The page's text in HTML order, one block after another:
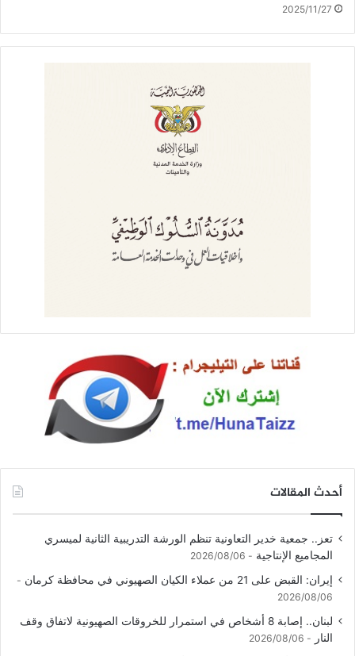
2025/11/27
أحدث المقالات
تعز.. جمعية خدير التعاونية تنظم الورشة التدريبية الثانية لميسري
المجاميع الإنتاجية
2026/08/06
إيران: القبض على 21 من عملاء الكيان الصهيوني في محافظة كرمان
2026/08/06
لبنان.. إصابة 8 أشخاص في استمرار للخروقات الصهيونية لاتفاق وقف
النار
2026/08/06